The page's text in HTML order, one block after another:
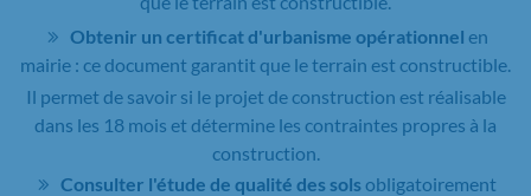
Obtenir un certificat d'urbanisme opérationnel en
mairie : ce document garantit que le terrain est constructible.
Il permet de savoir si le projet de construction est réalisable
dans les 18 mois et détermine les contraintes propres à la
construction.
Consulter l'étude de qualité des sols obligatoirement